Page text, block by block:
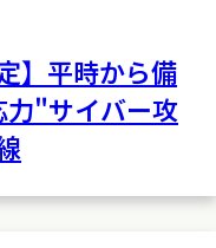
】平時から備
力"サイバー攻